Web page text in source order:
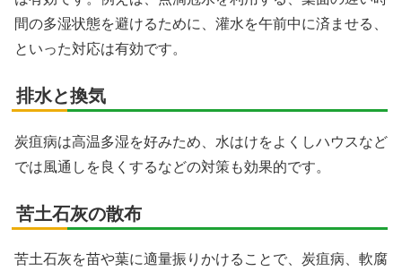
間の多湿状態を避けるために、灌水を午前中に済ませる、
といった対応は有効です。
排水と換気
炭疽病は高温多湿を好みため、水はけをよくしハウスなど
では風通しを良くするなどの対策も効果的です。
苦土石灰の散布
苦土石灰を苗や葉に適量振りかけることで、炭疽病、軟腐